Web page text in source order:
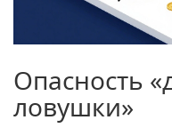
Опасность
ловушки»